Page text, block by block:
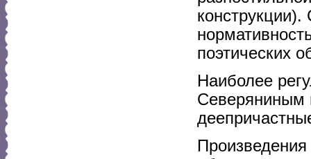
конструкции).
поэтических
Наиболее
Северяниным